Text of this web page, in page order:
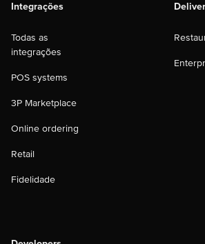
Integrações
Todas as
integrações
POS systems
3P Marketplace
Online ordering
Retail
Fidelidade